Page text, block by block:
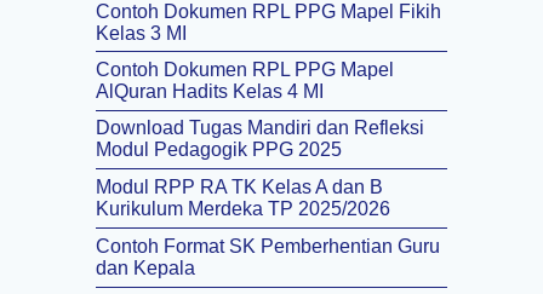
Contoh Dokumen RPL PPG Mapel Fikih
Kelas 3 MI
Contoh Dokumen RPL PPG Mapel
AlQuran Hadits Kelas 4 MI
Download Tugas Mandiri dan Refleksi
Modul Pedagogik PPG 2025
Modul RPP RA TK Kelas A dan B
Kurikulum Merdeka TP 2025/2026
Contoh Format SK Pemberhentian Guru
dan Kepala